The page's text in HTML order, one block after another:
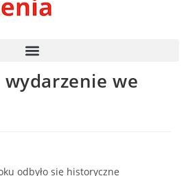
we
odbyło się historyczne